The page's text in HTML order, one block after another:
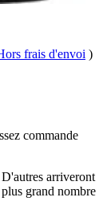
frais d'envoi )
commande
arriveront
grand nombre